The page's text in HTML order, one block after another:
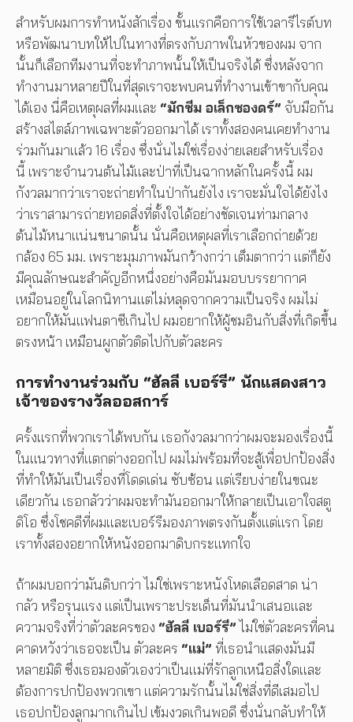
สำหรับผมการทำหนังสักเรื่อง ขั้นแรกคือการใช้เวลารีไรต์บท
หรือพัฒนาบทให้ไปในทางที่ตรงกับภาพในหัวของผม จาก
นั้นก็เลือกทีมงานที่จะทำภาพนั้นให้เป็นจริงได้ ซึ่งหลังจาก
ทำงานมาหลายปีในที่สุดเราจะพบคนที่ทำงานเข้าขากับคุณ
ได้เอง นี่คือเหตุผลที่ผมและ “มักซีม อเล็กซองดร์” จับมือกัน
สร้างสไตล์ภาพเฉพาะตัวออกมาได้ เราทั้งสองคนเคยทำงาน
ร่วมกันมาแล้ว 16 เรื่อง ซึ่งนั่นไม่ใช่เรื่องง่ายเลยสำหรับเรื่อง
นี้ เพราะจำนวนต้นไม้และป่าที่เป็นฉากหลักในครั้งนี้ ผม
กังวลมากว่าเราจะถ่ายทำในป่ากันยังไง เราจะมั่นใจได้ยังไง
ว่าเราสามารถ่ายทอดสิ่งที่ตั้งใจได้อย่างชัดเจนท่ามกลาง
ต้นไม้หนาแน่นขนาดนั้น นั่นคือเหตุผลที่เราเลือกถ่ายด้วย
กล้อง 65 มม. เพราะมุมภาพมันกว้างกว่า เต็มตากว่า แต่ก็ยัง
มีคุณลักษณะสำคัญอีกหนึ่งอย่างคือมันมอบบรรยากาศ
เหมือนอยู่ในโลกนิทานแต่ไม่หลุดจากความเป็นจริง ผมไม่
อยากให้มันแฟนตาซีเกินไป ผมอยากให้ผู้ชมอินกับสิ่งที่เกิดขึ้น
ตรงหน้า เหมือนผูกตัวติดไปกับตัวละคร
การทำงานร่วมกับ “ฮัลลี เบอร์รี” นักแสดงสาว
เจ้าของรางวัลออสการ์
ครั้งแรกที่พวกเราได้พบกัน เธอกังวลมากว่าผมจะมองเรื่องนี้
ในแนวทางที่แตกต่างออกไป ผมไม่พร้อมที่จะสู้เพื่อปกป้องสิ่ง
ที่ทำให้มันเป็นเรื่องที่โดดเด่น ซับซ้อน แต่เรียบง่ายในขณะ
เดียวกัน เธอกลัวว่าผมจะทำมันออกมาให้กลายเป็นเอาใจสตู
ดิโอ ซึ่งโชคดีที่ผมและเบอร์รีมองภาพตรงกันตั้งแต่แรก โดย
เราทั้งสองอยากให้หนังออกมาดิบกระแทกใจ
ถ้าผมบอกว่ามันดิบกว่า ไม่ใช่เพราะหนังโหดเลือดสาด น่า
กลัว หรือรุนแรง แต่เป็นเพราะประเด็นที่มันนำเสนอและ
ความจริงที่ว่าตัวละครของ “ฮัลลี เบอร์รี” ไม่ใช่ตัวละครที่คน
คาดหวังว่าเธอจะเป็น ตัวละคร “แม่” ที่เธอนำแสดงมันมี
หลายมิติ ซึ่งเธอมองตัวเองว่าเป็นแม่ที่รักลูกเหนือสิ่งใดและ
ต้องการปกป้องพวกเขา แต่ความรักนั้นไม่ใช่สิ่งที่ดีเสมอไป
เธอปกป้องลูกมากเกินไป เข้มงวดเกินพอดี ซึ่งนั่นกลับทำให้